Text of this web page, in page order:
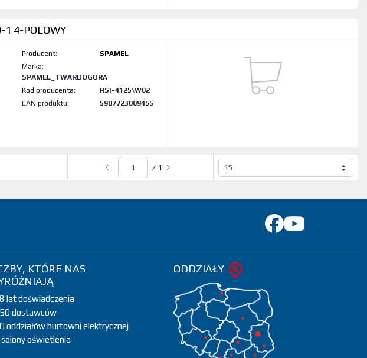
1 4-POLOWY
Producent:
SPAMEL
Marka:
SPAMEL_TWARDOGÓRA
Kod produktu:
RSI-4125\W02
EAN produktu:
5907723009455
/ 1
KTÓRE NAS
lat doświadczenia
dostawców
oddziałów hurtowni elektrycznej
salony oświetlenia
ODDZIAŁY